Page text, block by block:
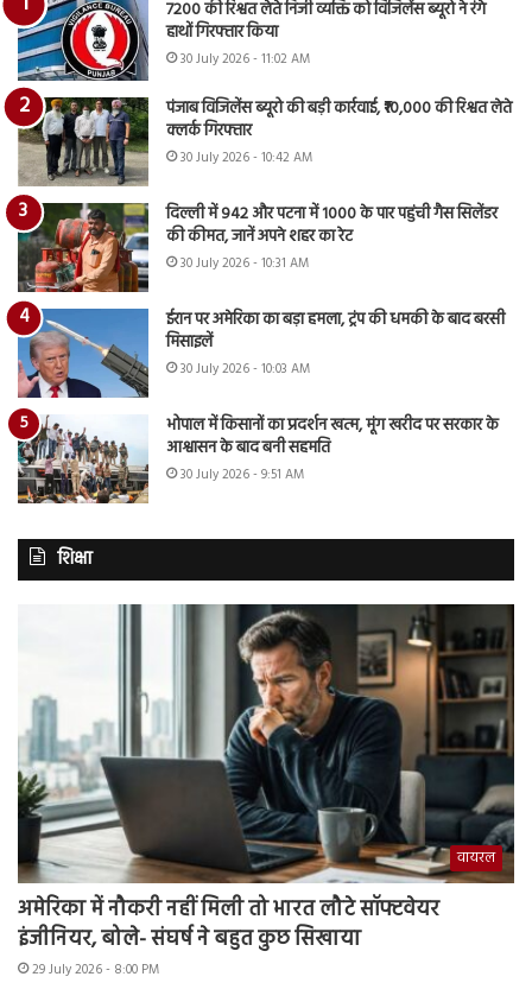
7200 की रिश्वत लेते निजी व्यक्ति को विजिलेंस ब्यूरो ने रंगे
हाथों गिरफ्तार किया
30 July 2026 - 11:02 AM
पंजाब विजिलेंस ब्यूरो की बड़ी कार्रवाई, ₹10,000 की रिश्वत लेते
क्लर्क गिरफ्तार
30 July 2026 - 10:42 AM
दिल्ली में 942 और पटना में 1000 के पार पहुंची गैस सिलेंडर
की कीमत, जानें अपने शहर का रेट
30 July 2026 - 10:31 AM
ईरान पर अमेरिका का बड़ा हमला, ट्रंप की धमकी के बाद बरसी
मिसाइलें
30 July 2026 - 10:03 AM
भोपाल में किसानों का प्रदर्शन खत्म, मूंग खरीद पर सरकार के
आश्वासन के बाद बनी सहमति
30 July 2026 - 9:51 AM
शिक्षा
वायरल
अमेरिका में नौकरी नहीं मिली तो भारत लौटे सॉफ्टवेयर
इंजीनियर, बोले- संघर्ष ने बहुत कुछ सिखाया
29 July 2026 - 8:00 PM